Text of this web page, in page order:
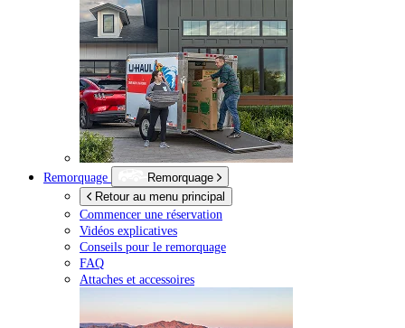
Remorquage
Remorquage
Retour au menu principal
Commencer une réservation
Vidéos explicatives
Conseils pour le remorquage
FAQ
Attaches et accessoires